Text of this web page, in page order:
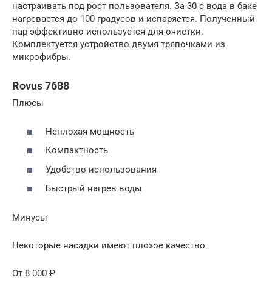
настраивать под рост пользователя. За 30 с вода в баке
нагревается до 100 градусов и испаряется. Полученный
пар эффективно используется для очистки.
Комплектуется устройство двумя тряпочками из
микрофибры.
Rovus 7688
Плюсы
Неплохая мощность
Компактность
Удобство использования
Быстрый нагрев воды
Минусы
Некоторые насадки имеют плохое качество
От 8 000 ₽